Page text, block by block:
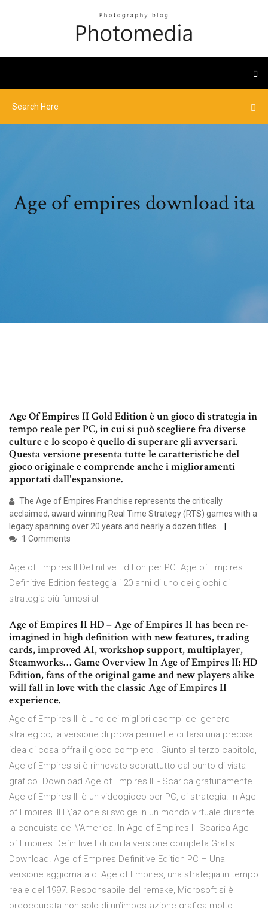
Age of empires download ita
Age Of Empires II Gold Edition è un gioco di strategia in
tempo reale per PC, in cui si può scegliere fra diverse
culture e lo scopo è quello di superare gli avversari.
Questa versione presenta tutte le caratteristiche del
gioco originale e comprende anche i miglioramenti
apportati dall'espansione.
The Age of Empires Franchise represents the critically
acclaimed, award winning Real Time Strategy (RTS) games with a
legacy spanning over 20 years and nearly a dozen titles.
1 Comments
Age of Empires II Definitive Edition per PC. Age of Empires II:
Definitive Edition festeggia i 20 anni di uno dei giochi di
strategia più famosi al
Age of Empires II HD – Age of Empires II has been re-
imagined in high definition with new features, trading
cards, improved AI, workshop support, multiplayer,
Steamworks… Game Overview In Age of Empires II: HD
Edition, fans of the original game and new players alike
will fall in love with the classic Age of Empires II
experience.
Age of Empires III è uno dei migliori esempi del genere
strategico; la versione di prova permette di farsi una precisa
idea di cosa offra il gioco completo . Giunto al terzo capitolo,
Age of Empires si è rinnovato soprattutto dal punto di vista
grafico. Download Age of Empires III - Scarica gratuitamente.
Age of Empires III è un videogioco per PC, di strategia. In Age
of Empires III l \'azione si svolge in un mondo virtuale durante
la conquista dell\'America. In Age of Empires III Scarica Age
of Empires Definitive Edition la versione completa Gratis
Download. Age of Empires Definitive Edition PC – Una
versione aggiornata di Age of Empires, una strategia in tempo
reale del 1997. Responsabile del remake, Microsoft si è